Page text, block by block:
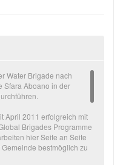
Water Brigade nach
Sfara Aboano in der
April 2011 erfolgreich mit
Brigades Programme
hier Seite an Seite
bestmöglich zu